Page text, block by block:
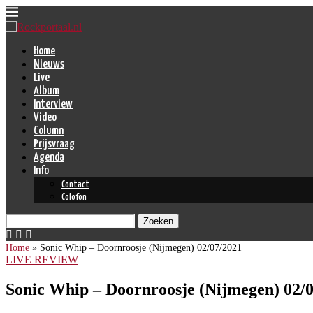
Home
Nieuws
Live
Album
Interview
Video
Column
Prijsvraag
Agenda
Info
Contact
Colofon
Zoeken
Home » Sonic Whip – Doornroosje (Nijmegen) 02/07/2021
LIVE REVIEW
Sonic Whip – Doornroosje (Nijmegen) 02/